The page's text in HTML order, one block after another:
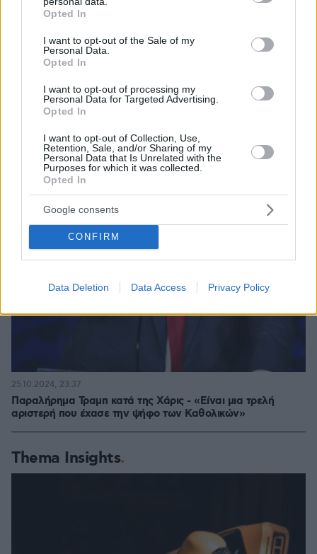
grant or deny consent to Google and its third-party tags to
use your data for below specified purposes in below Google
consent section.
Opted In
I want to opt-out of the Sale of my
Personal Data.
Opted In
I want to opt-out of processing my
Personal Data for Targeted Advertising.
Opted In
I want to opt-out of Collection, Use,
Retention, Sale, and/or Sharing of my
Personal Data that Is Unrelated with the
Purposes for which it was collected.
Opted In
Google consents
CONFIRM
Data Deletion Data Access Privacy Policy
Υπόγειος πόλεμος Τραμπ - Λαγκάρντ για το Bitcoin - Τι
κρύβεται πίσω από την επίθεση στους κεντρικούς
τραπεζίτες
26.10.2024, 08:20
Παραλήρημα Τραμπ κατά της Χάρις - «Είναι μια τρελή
αριστερή που έχασε την ψήφο των Καθολικών»
25.10.2024, 23:37
Thema Insights